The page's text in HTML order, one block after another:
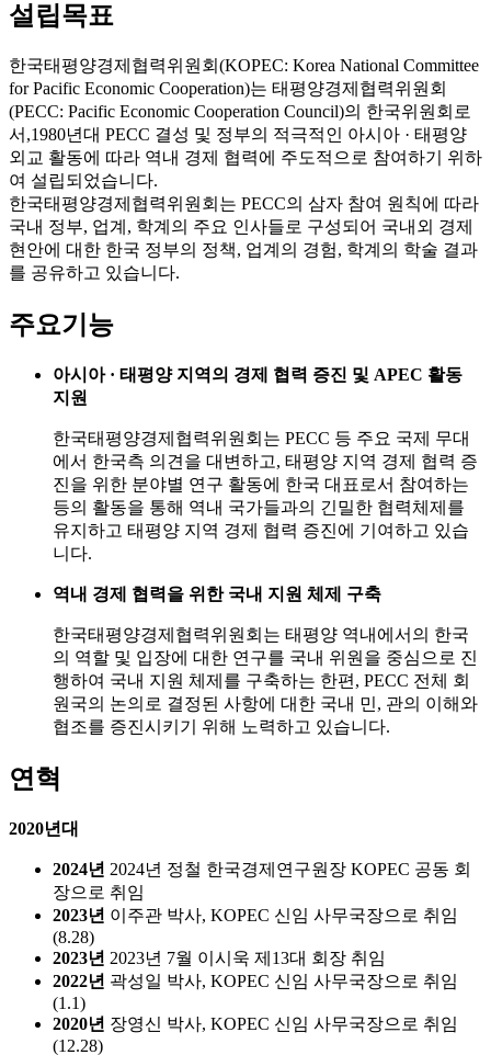
설립목표
한국태평양경제협력위원회(KOPEC: Korea National Committee
for Pacific Economic Cooperation)는 태평양경제협력위원회
(PECC: Pacific Economic Cooperation Council)의 한국위원회로
서,1980년대 PECC 결성 및 정부의 적극적인 아시아 · 태평양
외교 활동에 따라 역내 경제 협력에 주도적으로 참여하기 위하
여 설립되었습니다.
한국태평양경제협력위원회는 PECC의 삼자 참여 원칙에 따라
국내 정부, 업계, 학계의 주요 인사들로 구성되어 국내외 경제
현안에 대한 한국 정부의 정책, 업계의 경험, 학계의 학술 결과
를 공유하고 있습니다.
주요기능
아시아 · 태평양 지역의 경제 협력 증진 및 APEC 활동
지원
한국태평양경제협력위원회는 PECC 등 주요 국제 무대
에서 한국측 의견을 대변하고, 태평양 지역 경제 협력 증
진을 위한 분야별 연구 활동에 한국 대표로서 참여하는
등의 활동을 통해 역내 국가들과의 긴밀한 협력체제를
유지하고 태평양 지역 경제 협력 증진에 기여하고 있습
니다.
역내 경제 협력을 위한 국내 지원 체제 구축
한국태평양경제협력위원회는 태평양 역내에서의 한국
의 역할 및 입장에 대한 연구를 국내 위원을 중심으로 진
행하여 국내 지원 체제를 구축하는 한편, PECC 전체 회
원국의 논의로 결정된 사항에 대한 국내 민, 관의 이해와
협조를 증진시키기 위해 노력하고 있습니다.
연혁
2020년대
2024년 2024년 정철 한국경제연구원장 KOPEC 공동 회
장으로 취임
2023년 이주관 박사, KOPEC 신임 사무국장으로 취임
(8.28)
2023년 2023년 7월 이시욱 제13대 회장 취임
2022년 곽성일 박사, KOPEC 신임 사무국장으로 취임
(1.1)
2020년 장영신 박사, KOPEC 신임 사무국장으로 취임
(12.28)